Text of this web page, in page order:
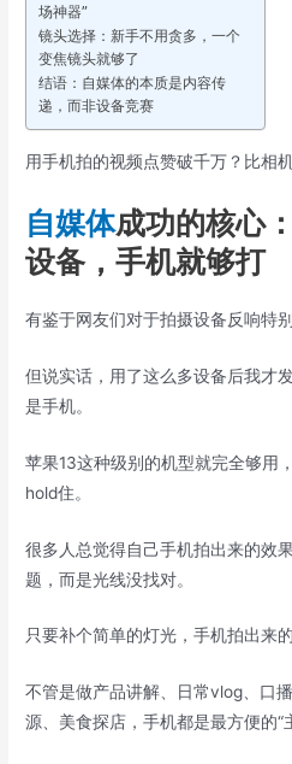
场神器”
镜头选择：新手不用贪多，一个
变焦镜头就够了
结语：自媒体的本质是内容传
递，而非设备竞赛
用手机拍的视频点赞破千万？比相
自媒体成功的核心
设备，手机就够打
有鉴于网友们对于拍摄设备反响特别
但说实话，用了这么多设备后我才
是手机。
苹果13这种级别的机型就完全够用
hold住。
很多人总觉得自己手机拍出来的效
题，而是光线没找对。
只要补个简单的灯光，手机拍出来
不管是做产品讲解、日常vlog、口
源、美食探店，手机都是最方便的“